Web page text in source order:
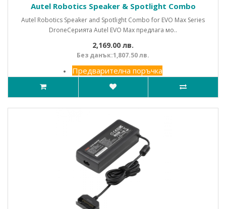
Autel Robotics Speaker & Spotlight Combo
Autel Robotics Speaker and Spotlight Combo for EVO Max Series
DroneСерията Autel EVO Max предлага мо..
2,169.00 лв.
Без данък:1,807.50 лв.
Предварителна поръчка